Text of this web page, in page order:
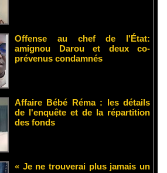
Offense au chef de l'État:
amignou Darou et deux co-
prévenus condamnés
Affaire Bébé Réma : les détails
de l'enquête et de la répartition
des fonds
« Je ne trouverai plus jamais un